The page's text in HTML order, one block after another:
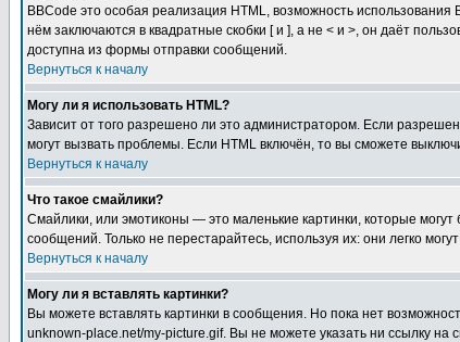
BBCode это особая реализация HTML, возможность
нём заключаются в квадратные скобки [ и ], а не < и >, он даёт
доступна из формы отправки сообщений.
Вернуться к началу
Могу ли я использовать HTML?
Зависит от того разрешено ли это администратором. Если
могут вызвать проблемы. Если HTML включён, то вы сможете
Вернуться к началу
Что такое смайлики?
Смайлики, или эмотиконы — это маленькие картинки, которые
сообщений. Только не перестарайтесь, используя их: они легко
Вернуться к началу
Могу ли я вставлять картинки?
Вы можете вставлять картинки в сообщения. Но пока нет
unknown-place.net/my-picture.gif. Вы не можете указать ни ссылку